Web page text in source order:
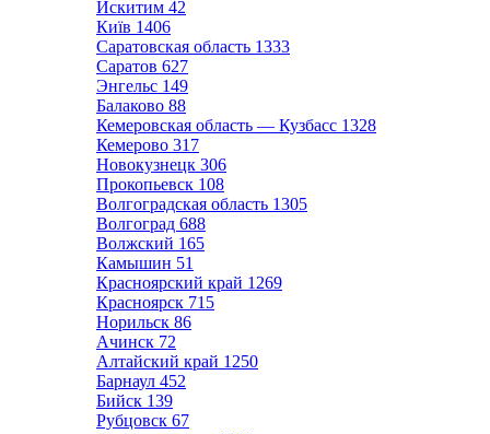
Искитим 42
Київ 1406
Саратовская область 1333
Саратов 627
Энгельс 149
Балаково 88
Кемеровская область — Кузбасс 1328
Кемерово 317
Новокузнецк 306
Прокопьевск 108
Волгоградская область 1305
Волгоград 688
Волжский 165
Камышин 51
Красноярский край 1269
Красноярск 715
Норильск 86
Ачинск 72
Алтайский край 1250
Барнаул 452
Бийск 139
Рубцовск 67